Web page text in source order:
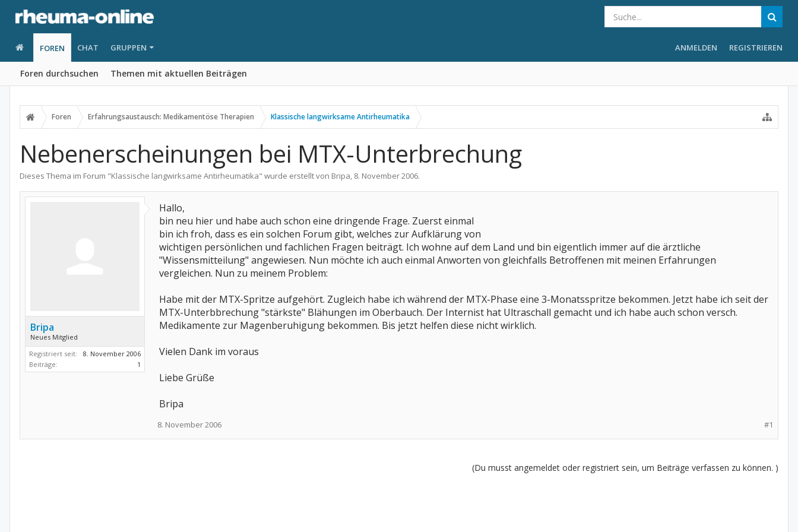
FOREN
Foren durchsuchen Themen mit aktuellen Beiträgen
CHAT GRUPPEN ANMELDEN REGISTRIEREN
Foren Erfahrungsaustausch: Medikamentöse Therapien Klassische langwirksame Antirheumatika
Nebenerscheinungen bei MTX-Unterbrechung
Dieses Thema im Forum "Klassische langwirksame Antirheumatika" wurde erstellt von Bripa, 8. November 2006.
Bripa
Neues Mitglied
Registriert seit:
8. November 2006
Beiträge:
1
Hallo,
bin neu hier und habe auch schon eine dringende Frage. Zuerst einmal
bin ich froh, dass es ein solchen Forum gibt, welches zur Aufklärung von
wichtigen persönlichen und fachlichen Fragen beiträgt. Ich wohne auf dem Land und bin eigentlich immer auf die ärztliche
"Wissensmitteilung" angewiesen. Nun möchte ich auch einmal Anworten von gleichfalls Betroffenen mit meinen Erfahrungen
vergleichen. Nun zu meinem Problem:
Habe mit der MTX-Spritze aufgehört. Zugleich habe ich während der MTX-Phase eine 3-Monatsspritze bekommen. Jetzt habe ich seit der
MTX-Unterbbrechung "stärkste" Blähungen im Oberbauch. Der Internist hat Ultraschall gemacht und ich habe auch schon versch.
Medikamente zur Magenberuhigung bekommen. Bis jetzt helfen diese nicht wirklich.
Vielen Dank im voraus
Liebe Grüße
Bripa
#1
8. November 2006
(Du musst angemeldet oder registriert sein, um Beiträge verfassen zu können. )